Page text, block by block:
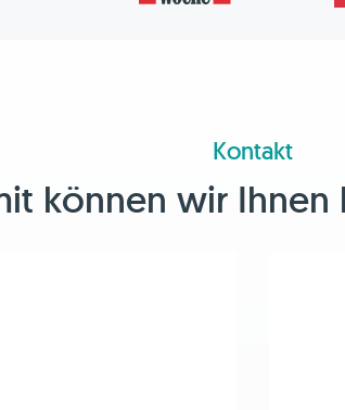
Kontakt
können wir Ihnen